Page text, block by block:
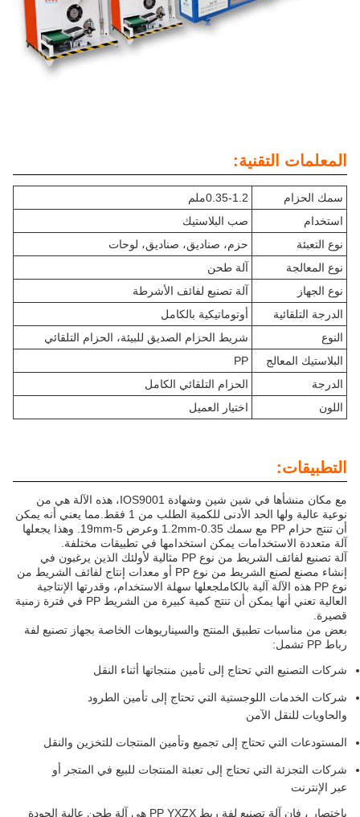
المعلمات التقنية:
سمك الحزام
0.35-1.2ملم
استخدام
صب البلاستيك
نوع التعبئة
حزم، صناديق، صناديق، لوحات
نوع المعالجة
آلة طحن
نوع الجهاز
آلة تصنيع لفائف الأشرطة
الدرجة التلقائية
أوتوماتيكية بالكامل
النوع
شريط الحزام الصديق للبيئة، الحزام التلقائي
البلاستيك المعالج
PP
الدرجة
الحزام التلقائي الكامل
اللون
اختيار العميل
التطبيقات:
مع مكان منشأها في شين شين وشهادة IOS9001، هذه الآلة هي من
نوعية عالية ولها الحد الأدنى للكمية الطلب من 1 فقط.مما يعني أنه يمكن
أن تنتج حزام PP مع سمك 0.35-1.2mm وعرض 5-19mm. وهذا يجعلها
آلة متعددة الاستخدامات يمكن استخدامها في تطبيقات مختلفة.
آلة تصنيع لفائف الشريط من نوع PP مثالية لأولئك الذين يرغبون في
إنشاء مصنع لصنع الشريط من نوع PP أو معدات إنتاج لفائف الشريط من
نوع PP هذه الآلة آلية بالكاملجعلها سهلة الاستخدام، وقدرتها الإنتاجية
العالية تعني أنها يمكن أن تنتج كمية كبيرة من الشريط PP في فترة زمنية
قصيرة.
بعض من مناسبات تطبيق المنتج والسيناريوهات الخاصة بجهاز تصنيع لفة
رباط PP تشمل:
شركات التصنيع التي تحتاج إلى تأمين منتجاتها أثناء النقل
شركات الخدمات اللوجستية التي تحتاج إلى تأمين الطرود
والحاويات للنقل الآمن
المستودعات التي تحتاج إلى تجميع وتأمين المنتجات للتخزين والنقل
شركات التجزئة التي تحتاج إلى تعبئة المنتجات للبيع في المتجر أو
عبر الإنترنت
باختصار ، فإن آلة تصنيع لفة ربط PP YXZX هي آلة طحن عالية الجودة